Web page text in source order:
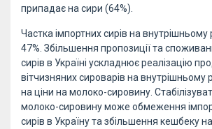
припадає на сири (64%).
Частка імпортних сирів на внутрішньому
47%. Збільшення пропозиції та
сирів в Україні ускладнює реалізацію
вітчизняних сироварів на внутрішньому
на ціни на молоко-сировину.
молоко-сировину може обмеження
сирів в Україну та збільшення кешбеку